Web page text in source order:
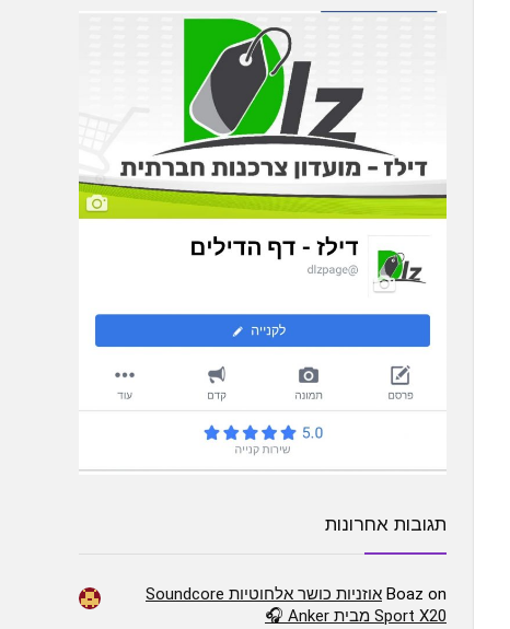
תגובות אחרונות
Boaz on
אוזניות כושר אלחוטיות Soundcore
Sport X20 מבית Anker 🎧